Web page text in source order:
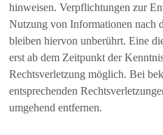
hinweisen. Verpflichtungen zur
Nutzung von Informationen nach
bleiben hiervon unberührt. Eine
erst ab dem Zeitpunkt der
Rechtsverletzung möglich. Bei
entsprechenden
umgehend entfernen.